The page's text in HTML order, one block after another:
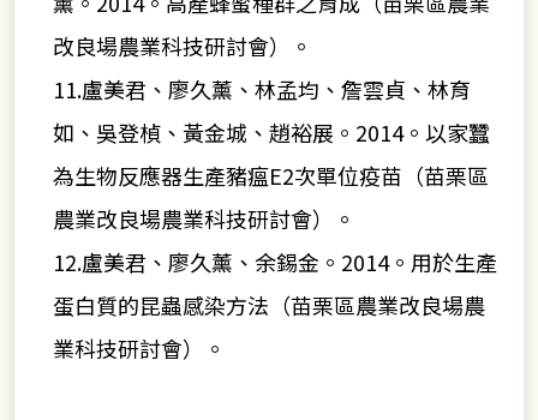
改良場農業科技研討會）。
11.盧美君、廖久薰、林孟均、詹雲貞、林育
如、吳登楨、黃金城、趙裕展。2014。以家蠶
為生物反應器生產豬瘟E2次單位疫苗（苗栗區
農業改良場農業科技研討會）。
12.盧美君、廖久薰、余錫金。2014。用於生產
蛋白質的昆蟲感染方法（苗栗區農業改良場農
業科技研討會）。